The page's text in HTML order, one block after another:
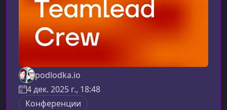
podlodka.io
4 дек. 2025 г., 18:48
Конференции